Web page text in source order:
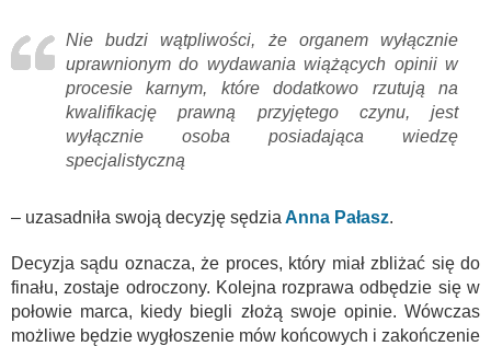
Nie budzi wątpliwości, że organem wyłącznie
uprawnionym do wydawania wiążących opinii w
procesie karnym, które dodatkowo rzutują na
kwalifikację prawną przyjętego czynu, jest
wyłącznie osoba posiadająca wiedzę
specjalistyczną
– uzasadniła swoją decyzję sędzia Anna Pałasz.
Decyzja sądu oznacza, że proces, który miał zbliżać się do
finału, zostaje odroczony. Kolejna rozprawa odbędzie się w
połowie marca, kiedy biegli złożą swoje opinie. Wówczas
możliwe będzie wygłoszenie mów końcowych i zakończenie